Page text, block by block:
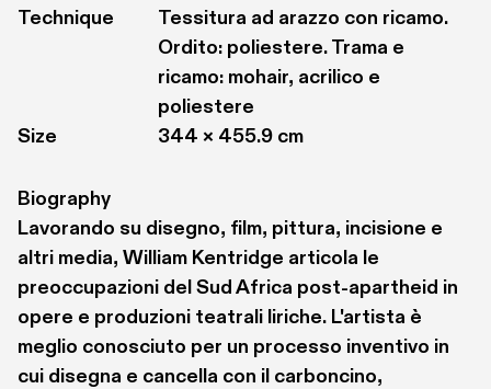
Technique
Tessitura ad arazzo con ricamo.
Ordito: poliestere. Trama e
ricamo: mohair, acrilico e
poliestere
Size
344 × 455.9 cm
Biography
Lavorando su disegno, film, pittura, incisione e
altri media, William Kentridge articola le
preoccupazioni del Sud Africa post-apartheid in
opere e produzioni teatrali liriche. L'artista è
meglio conosciuto per un processo inventivo in
cui disegna e cancella con il carboncino,